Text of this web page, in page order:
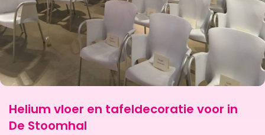
Helium vloer en tafeldecoratie voor in
De Stoomhal